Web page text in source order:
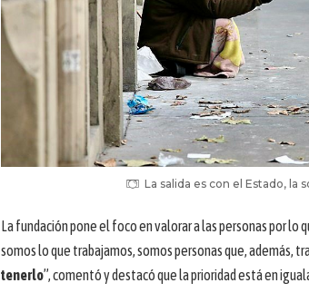
La salida es con el Estado, la
La fundación pone el foco en valorar a las personas por lo
somos lo que trabajamos, somos personas que, además,
tenerlo”, comentó y destacó que la prioridad está en